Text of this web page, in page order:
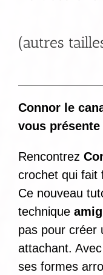
(autres
Connor le
vous
Rencontrez
crochet qui
Ce nouveau
technique
pas pour créer
attachant.
ses formes